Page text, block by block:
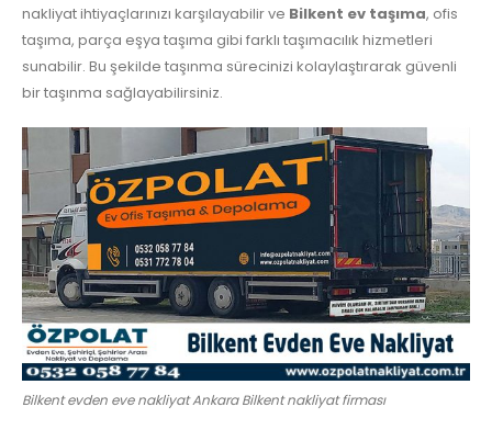
nakliyat ihtiyaçlarınızı karşılayabilir ve Bilkent ev taşıma, ofis
taşıma, parça eşya taşıma gibi farklı taşımacılık hizmetleri
sunabilir. Bu şekilde taşınma sürecinizi kolaylaştırarak güvenli
bir taşınma sağlayabilirsiniz.
Bilkent evden eve nakliyat Ankara Bilkent nakliyat firması